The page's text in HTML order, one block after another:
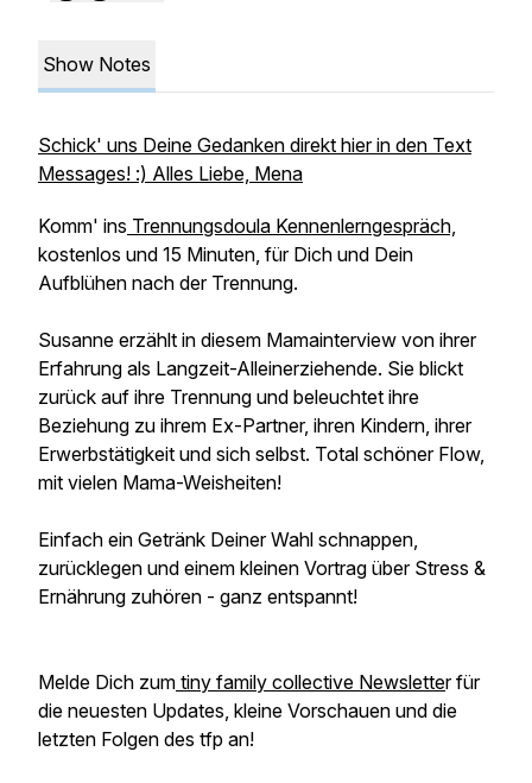
Show Notes
Schick' uns Deine Gedanken direkt hier in den Text
Messages! :) Alles Liebe, Mena
Komm' ins Trennungsdoula Kennenlerngespräch,
kostenlos und 15 Minuten, für Dich und Dein
Aufblühen nach der Trennung.
Susanne erzählt in diesem Mamainterview von ihrer
Erfahrung als Langzeit-Alleinerziehende. Sie blickt
zurück auf ihre Trennung und beleuchtet ihre
Beziehung zu ihrem Ex-Partner, ihren Kindern, ihrer
Erwerbstätigkeit und sich selbst. Total schöner Flow,
mit vielen Mama-Weisheiten!
Einfach ein Getränk Deiner Wahl schnappen,
zurücklegen und einem kleinen Vortrag über Stress &
Ernährung zuhören - ganz entspannt!
Melde Dich zum tiny family collective Newsletter für
die neuesten Updates, kleine Vorschauen und die
letzten Folgen des tfp an!